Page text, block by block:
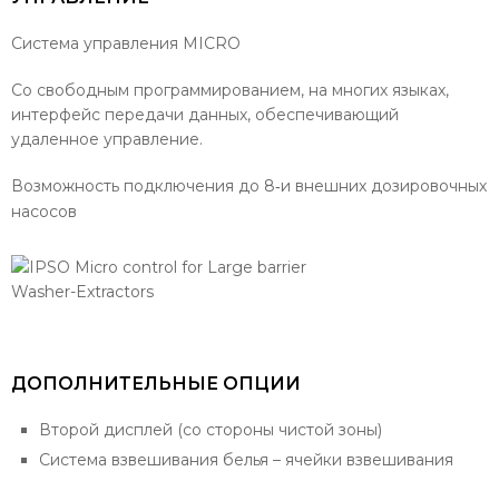
Система управления MICRO
Со свободным программированием, на многих языках,
интерфейс передачи данных, обеспечивающий
удаленное управление.
Возможность подключения до 8‐и внешних дозировочных
насосов
ДОПОЛНИТЕЛЬНЫЕ ОПЦИИ
Второй дисплей (со стороны чистой зоны)
Система взвешивания белья – ячейки взвешивания